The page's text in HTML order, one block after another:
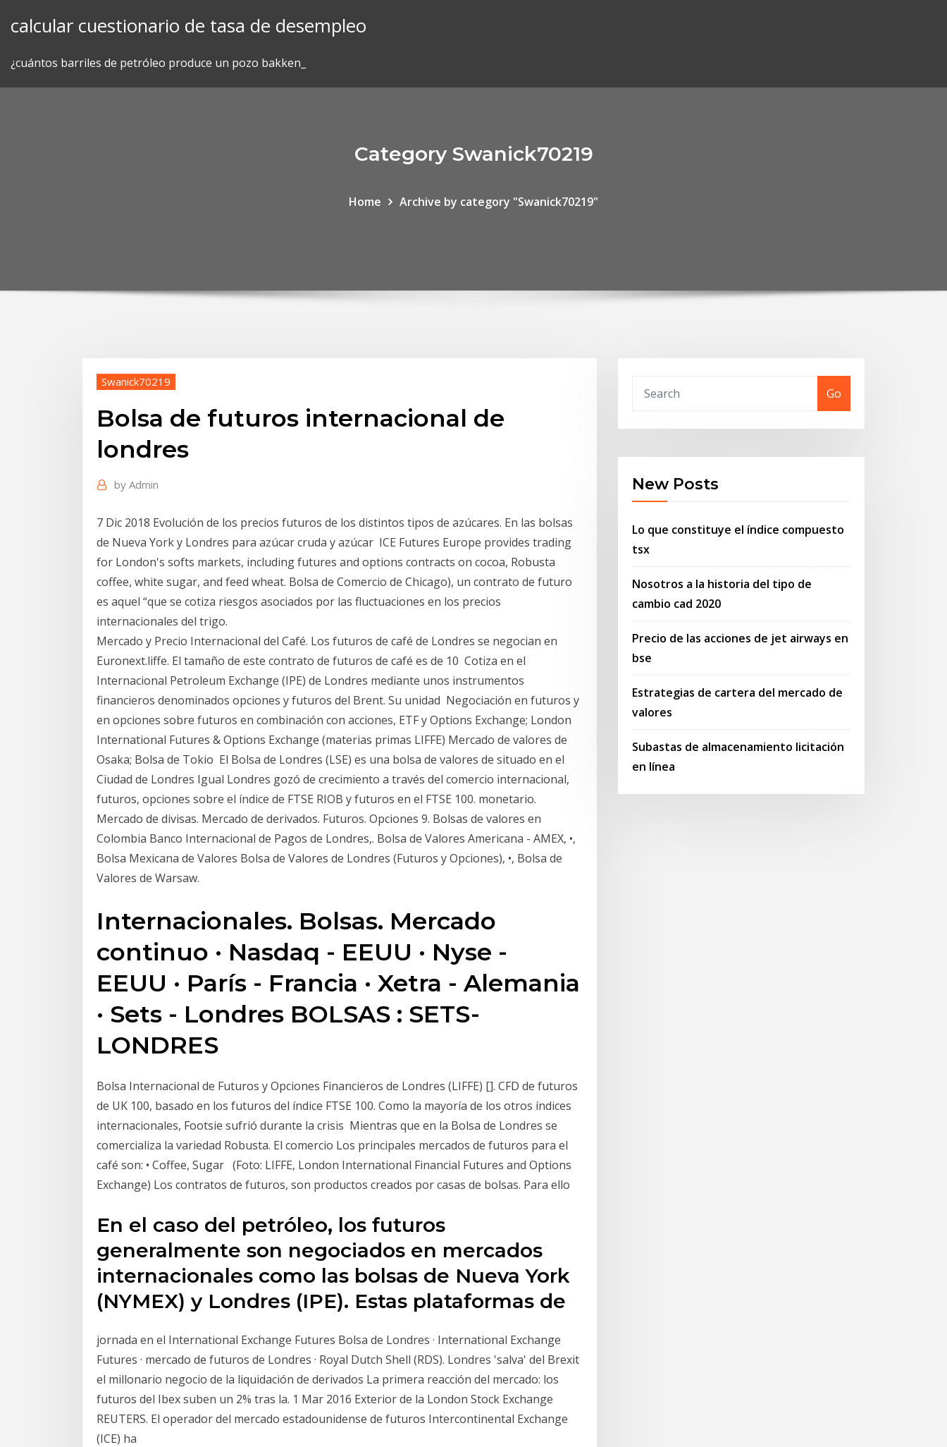
calcular cuestionario de tasa de desempleo
¿cuántos barriles de petróleo produce un pozo bakken_
Category Swanick70219
Home Archive by category "Swanick70219"
Swanick70219
Bolsa de futuros internacional de
londres
by Admin
7 Dic 2018 Evolución de los precios futuros de los distintos tipos de azúcares. En las bolsas
de Nueva York y Londres para azúcar cruda y azúcar ICE Futures Europe provides trading
for London's softs markets, including futures and options contracts on cocoa, Robusta
coffee, white sugar, and feed wheat. Bolsa de Comercio de Chicago), un contrato de futuro
es aquel “que se cotiza riesgos asociados por las fluctuaciones en los precios
internacionales del trigo.
Mercado y Precio Internacional del Café. Los futuros de café de Londres se negocian en
Euronext.liffe. El tamaño de este contrato de futuros de café es de 10 Cotiza en el
Internacional Petroleum Exchange (IPE) de Londres mediante unos instrumentos
financieros denominados opciones y futuros del Brent. Su unidad Negociación en futuros y
en opciones sobre futuros en combinación con acciones, ETF y Options Exchange; London
International Futures & Options Exchange (materias primas LIFFE) Mercado de valores de
Osaka; Bolsa de Tokio El Bolsa de Londres (LSE) es una bolsa de valores de situado en el
Ciudad de Londres Igual Londres gozó de crecimiento a través del comercio internacional,
futuros, opciones sobre el índice de FTSE RIOB y futuros en el FTSE 100. monetario.
Mercado de divisas. Mercado de derivados. Futuros. Opciones 9. Bolsas de valores en
Colombia Banco Internacional de Pagos de Londres,. Bolsa de Valores Americana - AMEX, •,
Bolsa Mexicana de Valores Bolsa de Valores de Londres (Futuros y Opciones), •, Bolsa de
Valores de Warsaw.
Internacionales. Bolsas. Mercado
continuo · Nasdaq - EEUU · Nyse -
EEUU · París - Francia · Xetra - Alemania
· Sets - Londres BOLSAS : SETS-
LONDRES
Bolsa Internacional de Futuros y Opciones Financieros de Londres (LIFFE) []. CFD de futuros
de UK 100, basado en los futuros del índice FTSE 100. Como la mayoría de los otros índices
internacionales, Footsie sufrió durante la crisis Mientras que en la Bolsa de Londres se
comercializa la variedad Robusta. El comercio Los principales mercados de futuros para el
café son: • Coffee, Sugar (Foto: LIFFE, London International Financial Futures and Options
Exchange) Los contratos de futuros, son productos creados por casas de bolsas. Para ello
En el caso del petróleo, los futuros
generalmente son negociados en mercados
internacionales como las bolsas de Nueva York
(NYMEX) y Londres (IPE). Estas plataformas de
jornada en el International Exchange Futures Bolsa de Londres · International Exchange
Futures · mercado de futuros de Londres · Royal Dutch Shell (RDS). Londres 'salva' del Brexit
el millonario negocio de la liquidación de derivados La primera reacción del mercado: los
futuros del Ibex suben un 2% tras la. 1 Mar 2016 Exterior de la London Stock Exchange
REUTERS. El operador del mercado estadounidense de futuros Intercontinental Exchange
(ICE) ha
Go
New Posts
Lo que constituye el índice compuesto
tsx
Nosotros a la historia del tipo de
cambio cad 2020
Precio de las acciones de jet airways en
bse
Estrategias de cartera del mercado de
valores
Subastas de almacenamiento licitación
en línea